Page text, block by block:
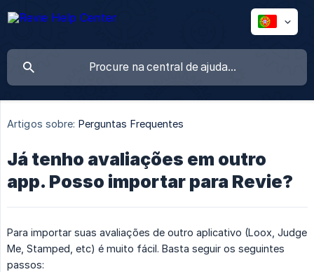
Artigos sobre: Perguntas Frequentes
Já tenho avaliações em outro
app. Posso importar para Revie?
Para importar suas avaliações de outro aplicativo (Loox, Judge
Me, Stamped, etc) é muito fácil. Basta seguir os seguintes
passos: